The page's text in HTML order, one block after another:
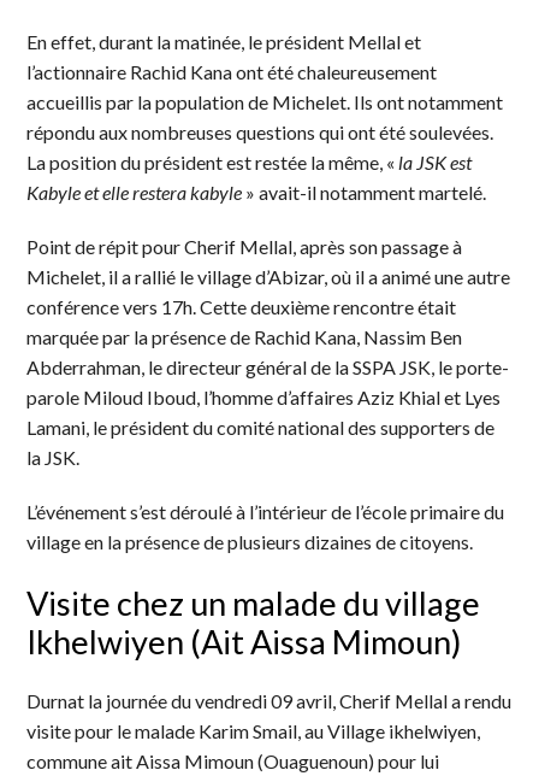
En effet, durant la matinée, le président Mellal et
l’actionnaire Rachid Kana ont été chaleureusement
accueillis par la population de Michelet. Ils ont notamment
répondu aux nombreuses questions qui ont été soulevées.
La position du président est restée la même, « la JSK est
Kabyle et elle restera kabyle » avait-il notamment martelé.
Point de répit pour Cherif Mellal, après son passage à
Michelet, il a rallié le village d’Abizar, où il a animé une autre
conférence vers 17h. Cette deuxième rencontre était
marquée par la présence de Rachid Kana, Nassim Ben
Abderrahman, le directeur général de la SSPA JSK, le porte-
parole Miloud Iboud, l’homme d’affaires Aziz Khial et Lyes
Lamani, le président du comité national des supporters de
la JSK.
L’événement s’est déroulé à l’intérieur de l’école primaire du
village en la présence de plusieurs dizaines de citoyens.
Visite chez un malade du village
Ikhelwiyen (Ait Aissa Mimoun)
Durnat la journée du vendredi 09 avril, Cherif Mellal a rendu
visite pour le malade Karim Smail, au Village ikhelwiyen,
commune ait Aissa Mimoun (Ouaguenoun) pour lui